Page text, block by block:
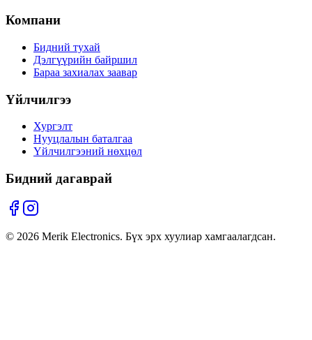
Компани
Бидний тухай
Дэлгүүрийн байршил
Бараа захиалах заавар
Үйлчилгээ
Хургэлт
Нууцлалын баталгаа
Үйлчилгээний нөхцөл
Бидний дагаврай
© 2026 Merik Electronics. Бүх эрх хуулиар хамгаалагдсан.